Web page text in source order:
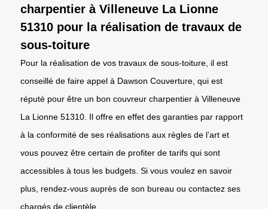
charpentier à Villeneuve La Lionne
51310 pour la réalisation de travaux de
sous-toiture
Pour la réalisation de vos travaux de sous-toiture, il est
conseillé de faire appel à Dawson Couverture, qui est
réputé pour être un bon couvreur charpentier à Villeneuve
La Lionne 51310. Il offre en effet des garanties par rapport
à la conformité de ses réalisations aux règles de l’art et
vous pouvez être certain de profiter de tarifs qui sont
accessibles à tous les budgets. Si vous voulez en savoir
plus, rendez-vous auprès de son bureau ou contactez ses
chargés de clientèle.